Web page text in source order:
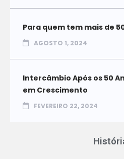
Para quem tem mais de
AGOSTO 1, 2024
Intercâmbio Após os 50
em Crescimento
FEVEREIRO 22, 2024